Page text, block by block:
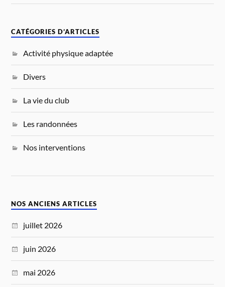
CATÉGORIES D’ARTICLES
Activité physique adaptée
Divers
La vie du club
Les randonnées
Nos interventions
NOS ANCIENS ARTICLES
juillet 2026
juin 2026
mai 2026